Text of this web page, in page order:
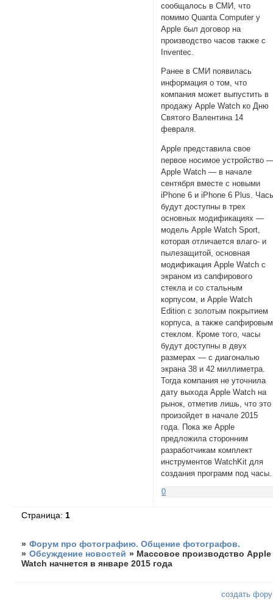
сообщалось в СМИ, что
помимо Quanta Computer у
Apple был договор на
производство часов также с
Inventec.
Ранее в СМИ появилась
информация о том, что
компания может выпустить в
продажу Apple Watch ко Дню
Святого Валентина 14
февраля.
Apple представила свое
первое носимое устройство
Apple Watch — в начале
сентября вместе с новыми
iPhone 6 и iPhone 6 Plus.
будут доступны в трех
основных модификациях —
модель Apple Watch Sport,
которая отличается влаго- и
пылезащитой, основная
модификация Apple Watch с
экраном из сапфирового
стекла и со стальным
корпусом, и Apple Watch
Edition с золотым покрытием
корпуса, а также сапфировым
стеклом. Кроме того, часы
будут доступны в двух
размерах — с диагональю
экрана 38 и 42 миллиметра.
Тогда компания не уточнила
дату выхода Apple Watch на
рынок, отметив лишь, что это
произойдет в начале 2015
года. Пока же Apple
предложила сторонним
разработчикам комплект
инструментов WatchKit для
создания программ под часы.
0
Страница:1
» Форум про фотографию. Общение фотографов.
» Обсуждение новостей » Массовое производство Apple
Watch начнется в январе 2015 года
создать